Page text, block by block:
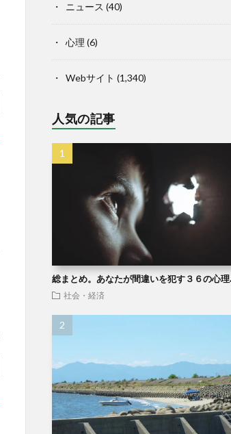
ニュース (40)
心理 (6)
Webサイト (1,340)
人気の記事
総まとめ。あなたが間違いを犯す３６の心
社会・経済